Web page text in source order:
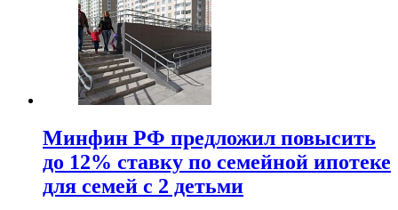
Минфин РФ предложил повысить
до 12% ставку по семейной ипотеке
для семей с 2 детьми